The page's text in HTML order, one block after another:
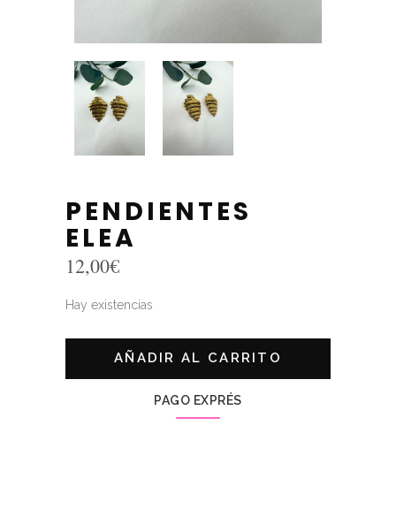
PENDIENTES
ELEA
12,00€
Hay existencias
AÑADIR AL CARRITO
PAGO EXPRÉS